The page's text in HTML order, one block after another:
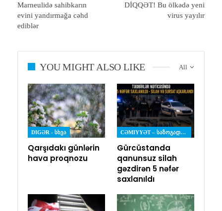
Marneulidə sahibkarın
evini yandırmağa cəhd
ediblər
DİQQƏT! Bu ölkədə yeni
virus yayılır
All
YOU MIGHT ALSO LIKE
DIGƏR - ᲡᲮᲕᲐ
Qarşıdakı günlərin
hava proqnozu
CƏMIYYƏT – ᲡᲐᲖᲝᲒᲐᲓᲝᲔᲑᲐ
Gürcüstanda
qanunsuz silah
gəzdirən 5 nəfər
saxlanıldı